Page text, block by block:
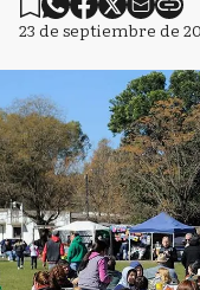
23 de septiembre de